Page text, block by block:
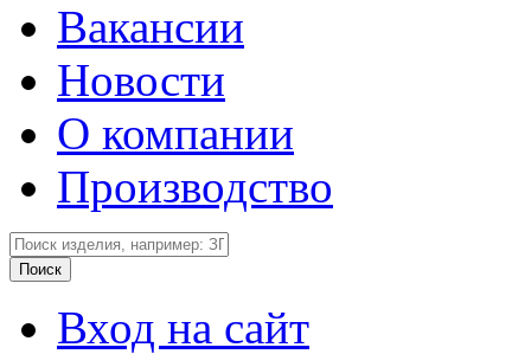
Вакансии
Новости
О компании
Производство
Вход на сайт